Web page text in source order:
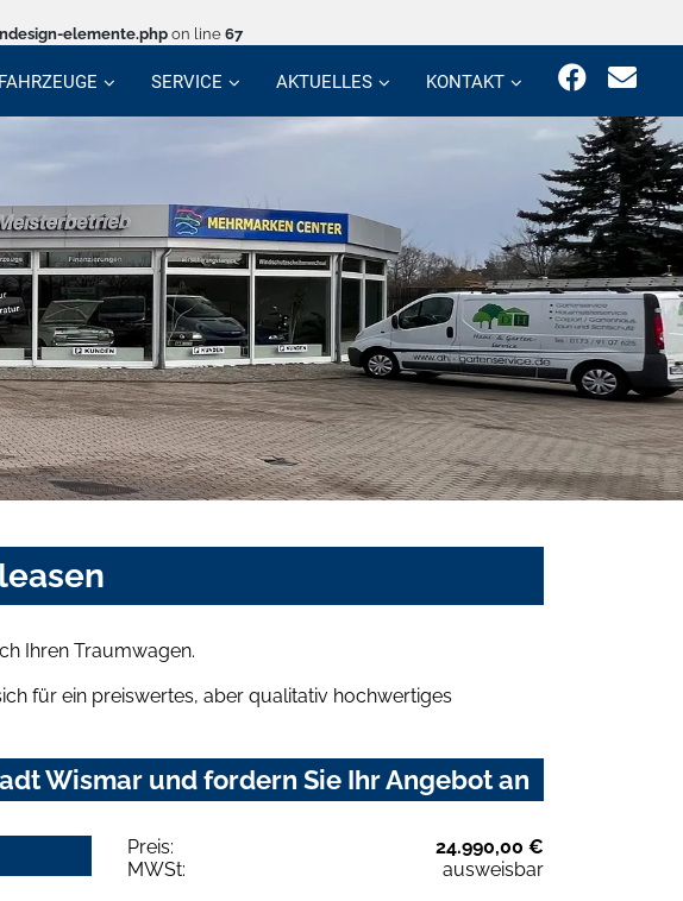
elemente.php on line 67
FAHRZEUGE SERVICE AKTUELLES KONTAKT
Ihren Traumwagen.
für ein preiswertes, aber qualitativ hochwertiges
Wismar und fordern Sie Ihr Angebot an
Preis:
24.990,00 €
MWSt:
ausweisbar